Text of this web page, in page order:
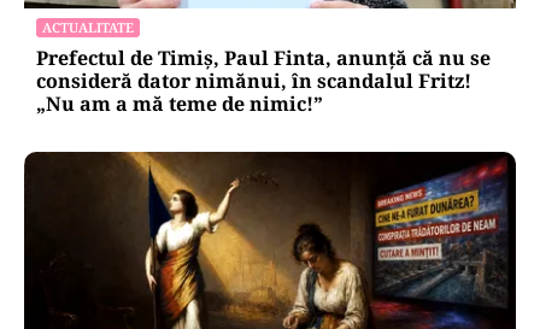
ACTUALITATE
Prefectul de Timiș, Paul Finta, anunță că nu se
consideră dator nimănui, în scandalul Fritz!
„Nu am a mă teme de nimic!”